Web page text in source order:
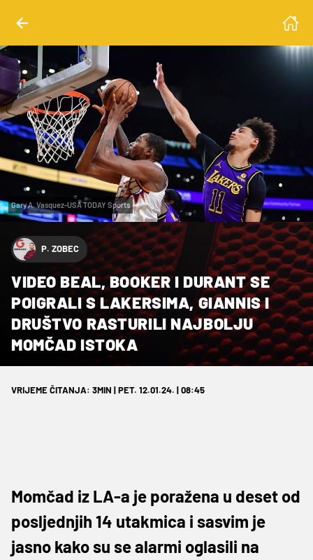
Gary A. Vasquez-USA TODAY Sports
P. ZOBEC
VIDEO BEAL, BOOKER I DURANT SE
POIGRALI S LAKERSIMA, GIANNIS I
DRUŠTVO RASTURILI NAJBOLJU
MOMČAD ISTOKA
VRIJEME ČITANJA: 3MIN | PET. 12.01.24. | 08:45
Momčad iz LA-a je poražena u deset od
posljednjih 14 utakmica i sasvim je
jasno kako su se alarmi oglasili na